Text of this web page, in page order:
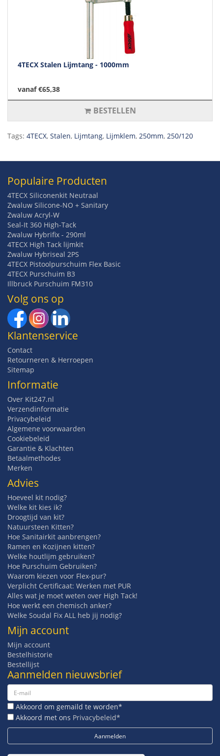
4TECX Stalen Lijmtang - 1000mm
vanaf €65,38
BESTELLEN
Tags: 4TECX, Stalen, Lijmtang, Lijmklem, 250mm, 250/120
Populaire Producten
4TECX Siliconenkit Neutraal
Zwaluw Silicone-NO + Sanitary
Zwaluw Acryl-W
Seal-It 360 High-Tack
Zwaluw Hybrifix - 290ml
4TECX High Tack lijmkit
Zwaluw Hybriseal 2PS
4TECX Pistoolpurschuim Flex Basic
4TECX Purschuim B3
Illbruck Purschuim FM310
Volg ons op
Klantenservice
Contact
Retourneren & Herroepen
Sitemap
Informatie
Over Kit247.nl
Verzendinformatie
Privacybeleid
Algemene voorwaarden
Cookiebeleid
Garantie & Klachten
Betaalmethodes
Merken
Advies
Hoeveel kit nodig?
Welke kit kies ik?
Droogtijd van kit?
Natuursteen Kitten?
Hoe Sanitairkit aanbrengen?
Ramen en Kozijnen kitten?
Welke houtlijm gebruiken?
Hoe Purschuim Gebruiken?
Waarom kiezen voor Flex-pur?
Verplicht Certificaat: Werken met PUR
Alles wat je moet weten over High Tack!
Hoe werkt een chemisch anker?
Welke Soudal Fix ALL heb jij nodig?
Mijn account
Mijn account
Bestelhistorie
Bestellijst
Aanmelden nieuwsbrief
Akkoord om gemaild te worden*
Akkoord met ons Privacybeleid*